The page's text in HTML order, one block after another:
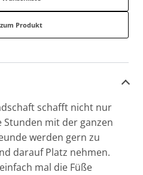
Produkt
schafft nicht nur
Stunden mit der ganzen
werden gern zu
darauf Platz nehmen.
mal die Füße